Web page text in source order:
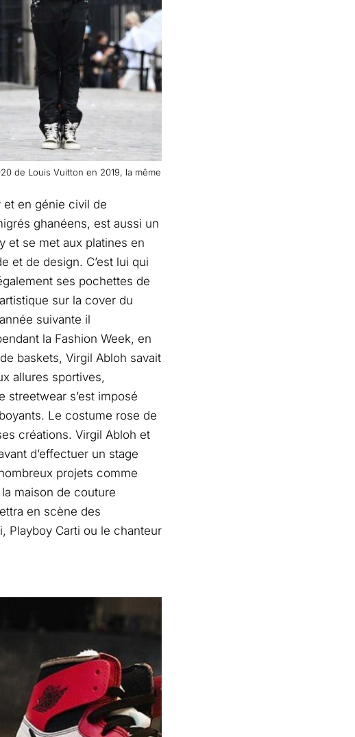
de Louis Vuitton en 2019, la même
et en génie civil de
ghanéens, est aussi un
et se met aux platines en
et de design. C’est lui qui
ses pochettes de
sur la cover du
suivante il
la Fashion Week, en
baskets, Virgil Abloh savait
allures sportives,
streetwear s’est imposé
Le costume rose de
créations. Virgil Abloh et
d’effectuer un stage
projets comme
maison de couture
en scène des
Playboy Carti ou le chanteur